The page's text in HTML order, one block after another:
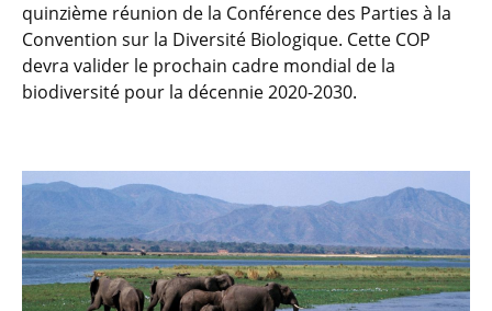
quinzième réunion de la Conférence des Parties à la
Convention sur la Diversité Biologique. Cette COP
devra valider le prochain cadre mondial de la
biodiversité pour la décennie 2020-2030.